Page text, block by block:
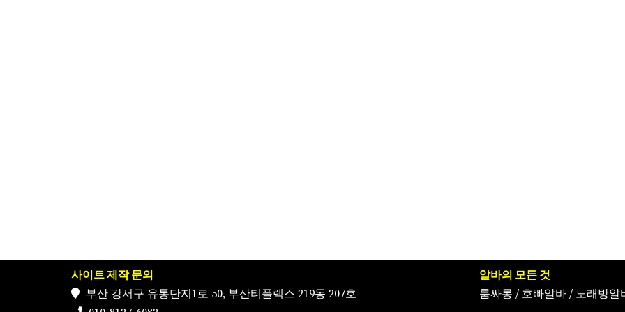
사이트 제작 문의
부산 강서구 유통단지1로 50, 부산티플렉스 219동 207호
알바의 모든 것
룸싸롱 / 호빠알바 / 노래방알